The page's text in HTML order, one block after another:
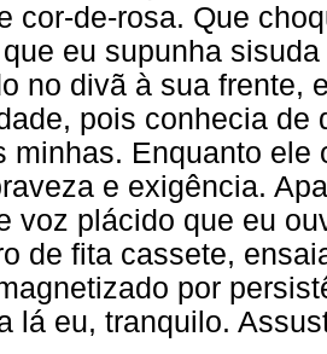
cor-de-rosa. Que
eu supunha
no divã à sua frente,
pois conhecia de
minhas. Enquanto ele
e exigência.
voz plácido que eu
de fita cassete,
por
lá eu, tranquilo.